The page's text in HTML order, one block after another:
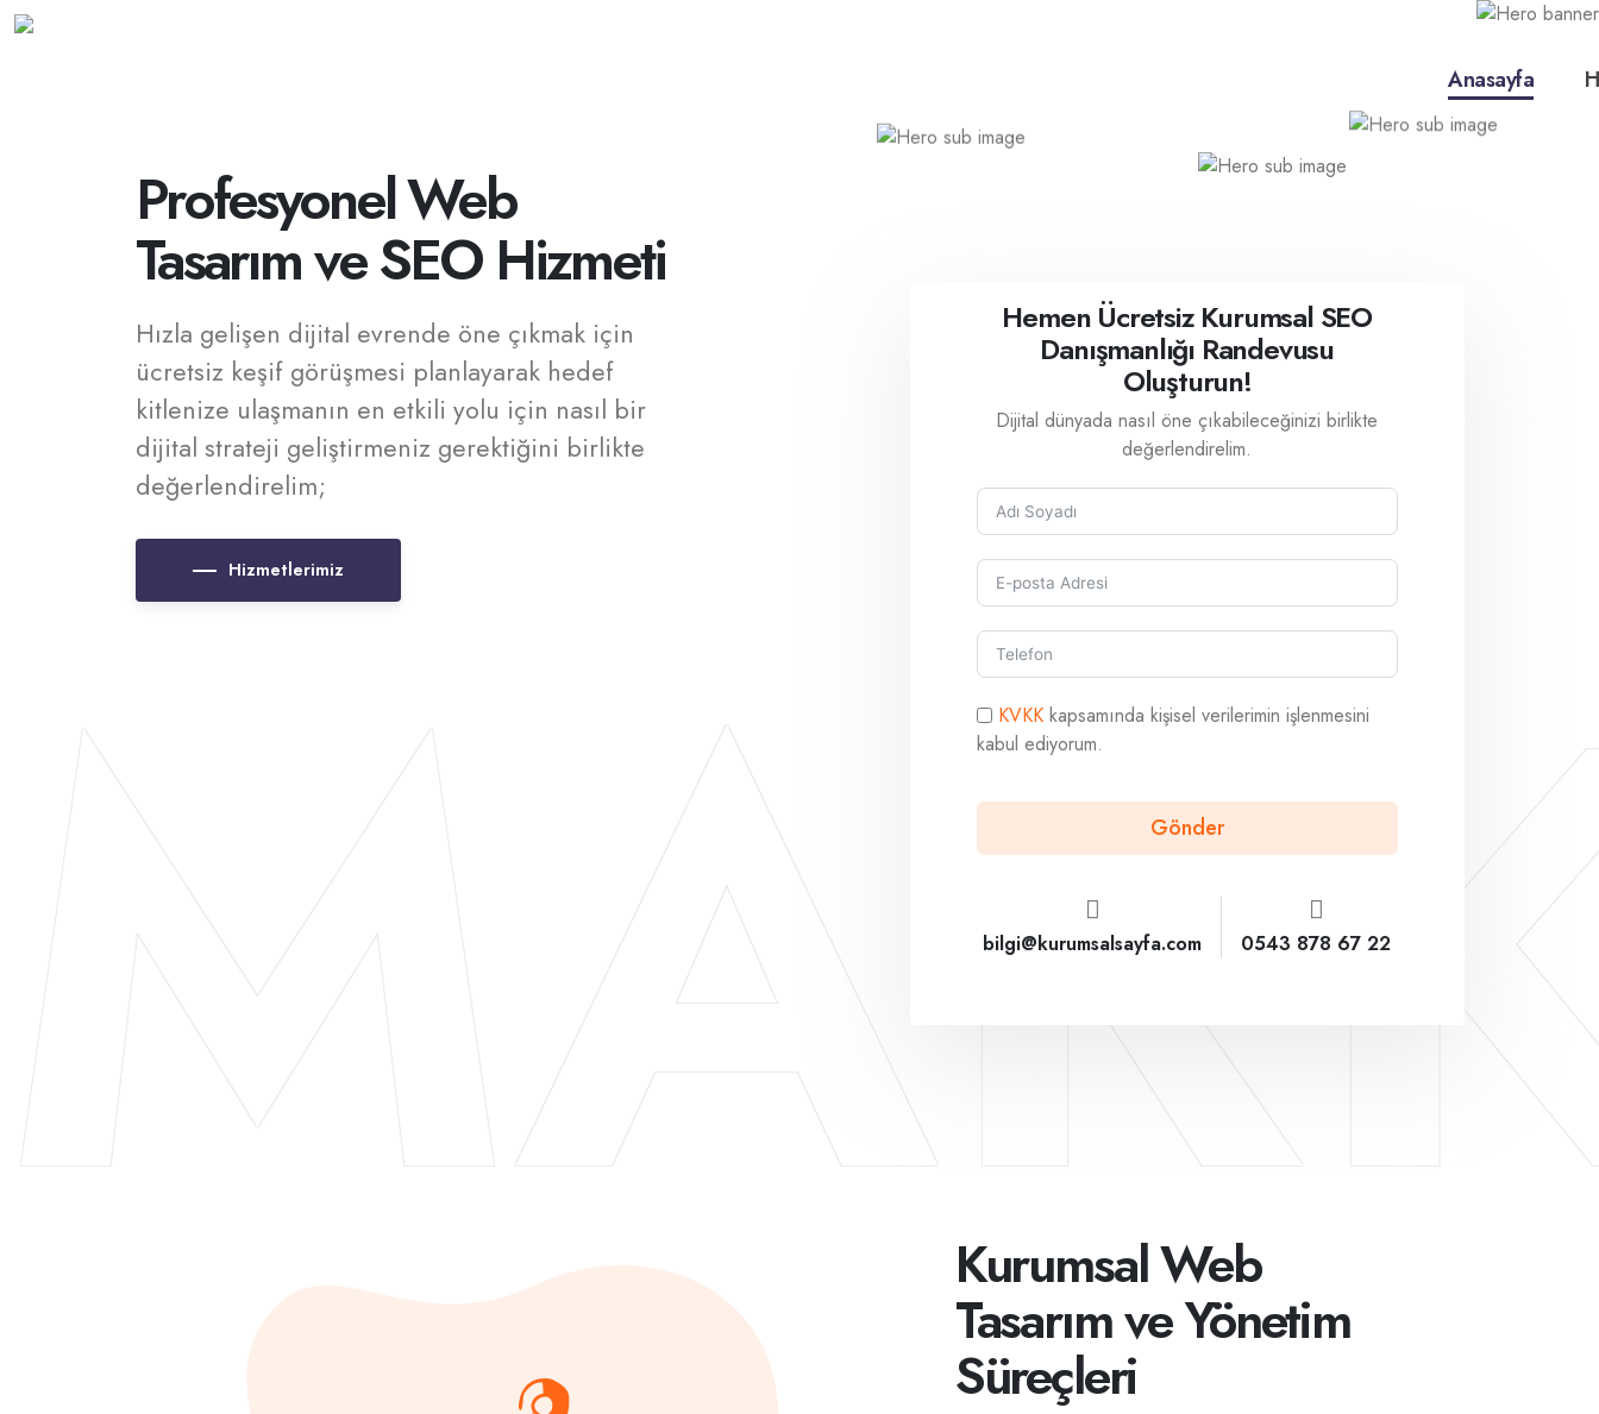
Anasayfa
Profesyonel Web
Tasarım ve SEO Hizmeti
Hızla gelişen dijital evrende öne çıkmak için
ücretsiz keşif görüşmesi planlayarak hedef
kitlenize ulaşmanın en etkili yolu için nasıl bir
dijital strateji geliştirmeniz gerektiğini birlikte
değerlendirelim;
Hizmetlerimiz
Hemen Ücretsiz Kurumsal SEO
Danışmanlığı Randevusu
Oluşturun!
Dijital dünyada nasıl öne çıkabileceğinizi birlikte
değerlendirelim.
KVKK kapsamında kişisel verilerimin işlenmesini
kabul ediyorum.
Gönder
bilgi@kurumsalsayfa.com 0543 878 67 22
Kurumsal Web
Tasarım ve Yönetim
Süreçleri